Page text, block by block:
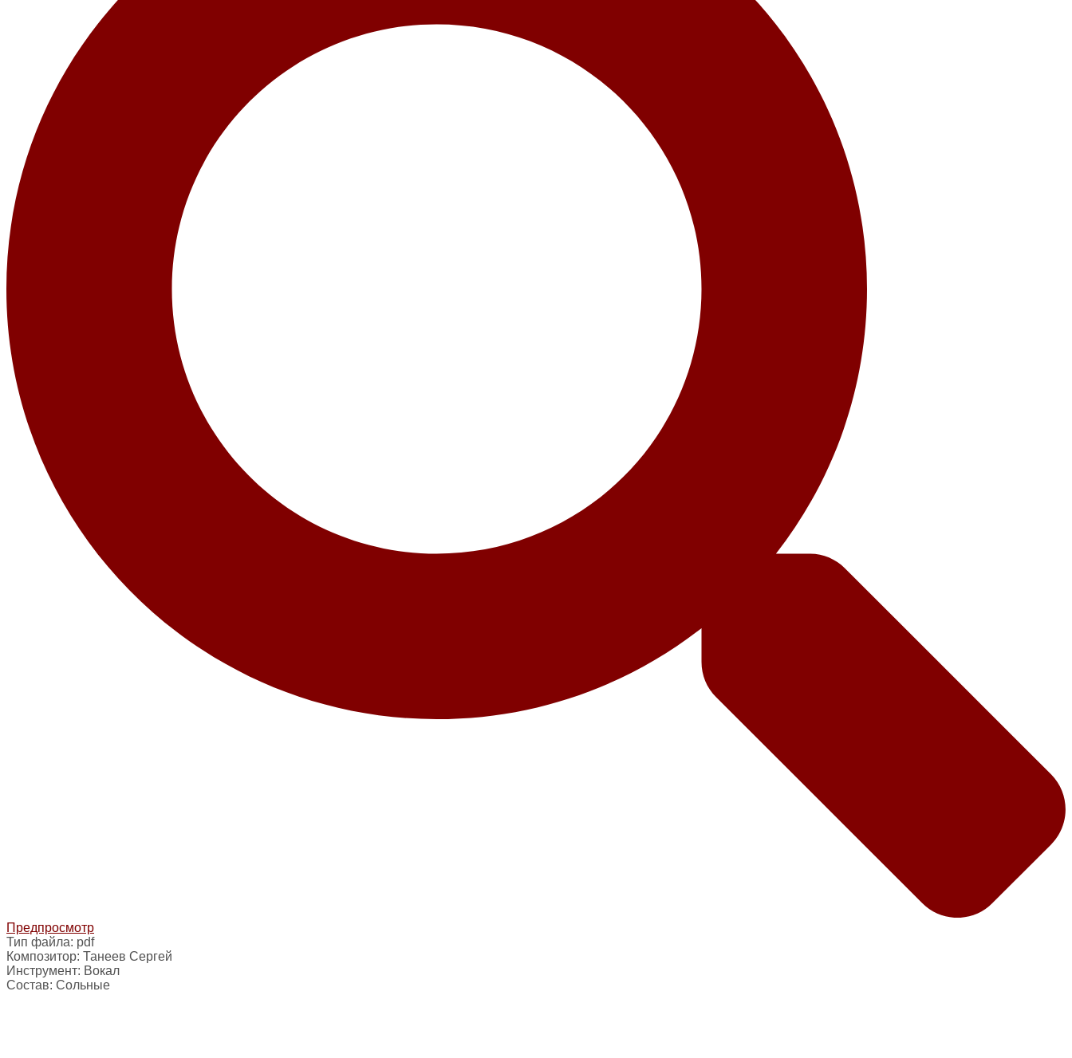
Предпросмотр
Тип файла: pdf
Композитор: Танеев Сергей
Инструмент: Вокал
Состав: Сольные